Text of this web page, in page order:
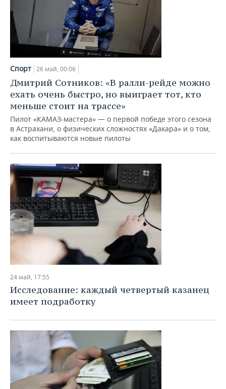
Спорт 26 май, 00:06
Дмитрий Сотников: «В ралли-рейде можно
ехать очень быстро, но выиграет тот, кто
меньше стоит на трассе»
Пилот «КАМАЗ-мастера» — о первой победе этого сезона
в Астрахани, о физических сложностях «Дакара» и о том,
как воспитываются новые пилоты
24 май, 17:55
Исследование: каждый четвертый казанец
имеет подработку